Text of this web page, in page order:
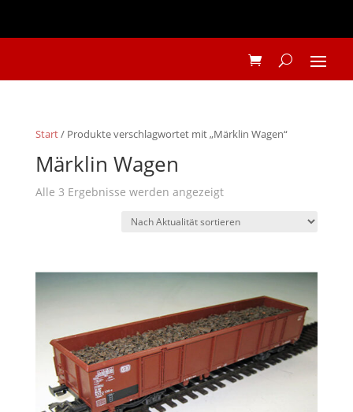
Start/ Produkte verschlagwortet mit „Märklin Wagen“
Märklin Wagen
Alle 3 Ergebnisse werden angezeigtNach
sortiert